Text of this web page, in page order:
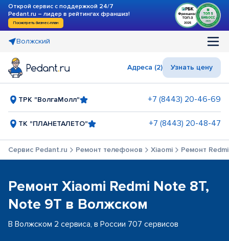
Открой сервис с поддержкой 24/7
Pedant.ru – лидер в рейтингах франшиз!
Посмотреть бизнес-план
Волжский
Адреса (2) Узнать цену
ТРК "ВолгаМолл" +7 (8443) 20-46-69
ТК "ПЛАНЕТАЛЕТО" +7 (8443) 20-48-47
Сервис Pedant.ru Ремонт телефонов Xiaomi Ремонт
Ремонт Xiaomi Redmi Note 8T,
Note 9T в Волжском
В Волжском 2 сервиса, в России 707 сервисов